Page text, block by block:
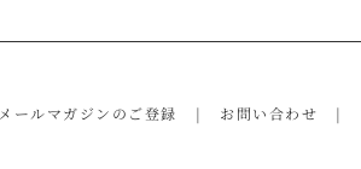
メールマガジンのご登録 お問い合わせ